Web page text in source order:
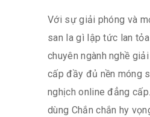
Với sự giải phóng và
san la gì lập tức lan
chuyên ngành nghề
cấp đầy đủ nền móng
nghịch online đẳng
dùng Chắn chắn hy